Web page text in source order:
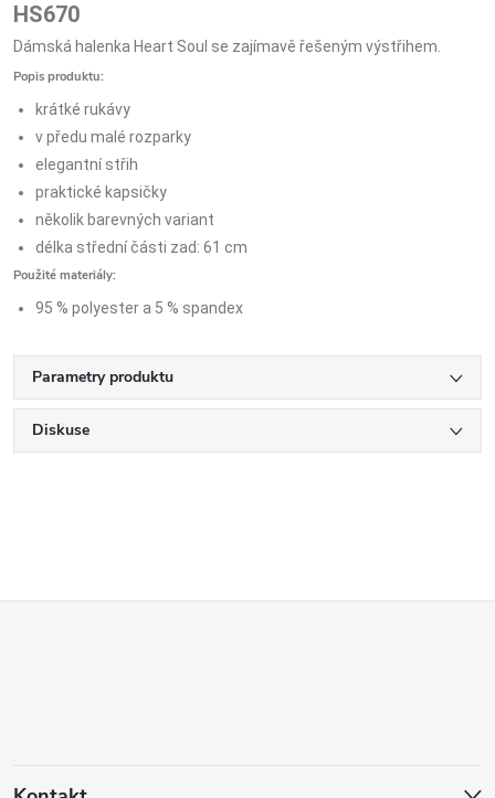
HS670
Dámská halenka Heart Soul se zajímavě řešeným výstřihem.
Popis produktu:
krátké rukávy
v předu malé rozparky
elegantní střih
praktické kapsičky
několik barevných variant
délka střední části zad: 61 cm
Použité materiály:
95 % polyester a 5 % spandex
Parametry produktu
Diskuse